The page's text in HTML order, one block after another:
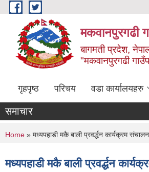
Skip to main content
मकवानपुरगढी
बागमती प्रदेश,
"मकवानपुरगढी
गृहपृष्ठ परिचय वडा कार्यालयहरु
समाचार
You are here
Home » मध्यपहाडी मकै बाली प्रवर्द्धन कार्यक्रम
मध्यपहाडी मकै बाली प्रवर्द्धन